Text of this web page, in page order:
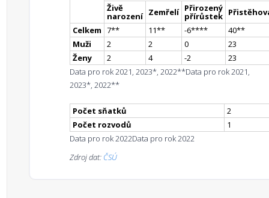
Živě
narození Zemřelí Přirozený
přírůstek
Celkem 7** 11** -6**** 40**
Muži
2 2 0
23
Ženy
2 4 -2
23
Data pro rok 2021, 2023*, 2022**Data pro rok 2021,
2023*, 2022**
Počet sňatků
2
Počet rozvodů
1
Data pro rok 2022Data pro rok 2022
Zdroj dat: ČSÚ